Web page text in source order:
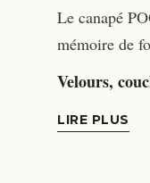
Le canapé
mémoire de
Velours,
LIRE PLUS